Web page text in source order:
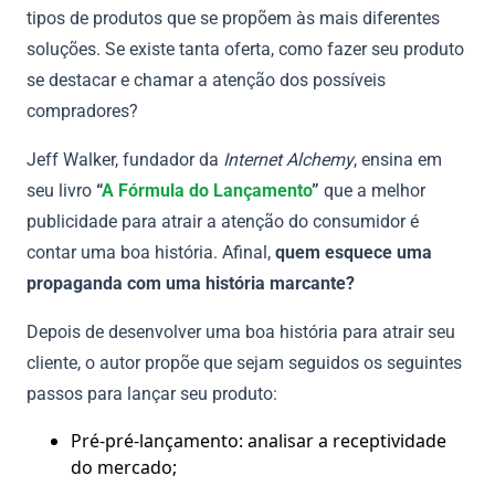
tipos de produtos que se propõem às mais diferentes
soluções. Se existe tanta oferta, como fazer seu produto
se destacar e chamar a atenção dos possíveis
compradores?
Jeff Walker, fundador da Internet Alchemy, ensina em
seu livro “A Fórmula do Lançamento” que a melhor
publicidade para atrair a atenção do consumidor é
contar uma boa história. Afinal, quem esquece uma
propaganda com uma história marcante?
Depois de desenvolver uma boa história para atrair seu
cliente, o autor propõe que sejam seguidos os seguintes
passos para lançar seu produto:
Pré-pré-lançamento: analisar a receptividade
do mercado;